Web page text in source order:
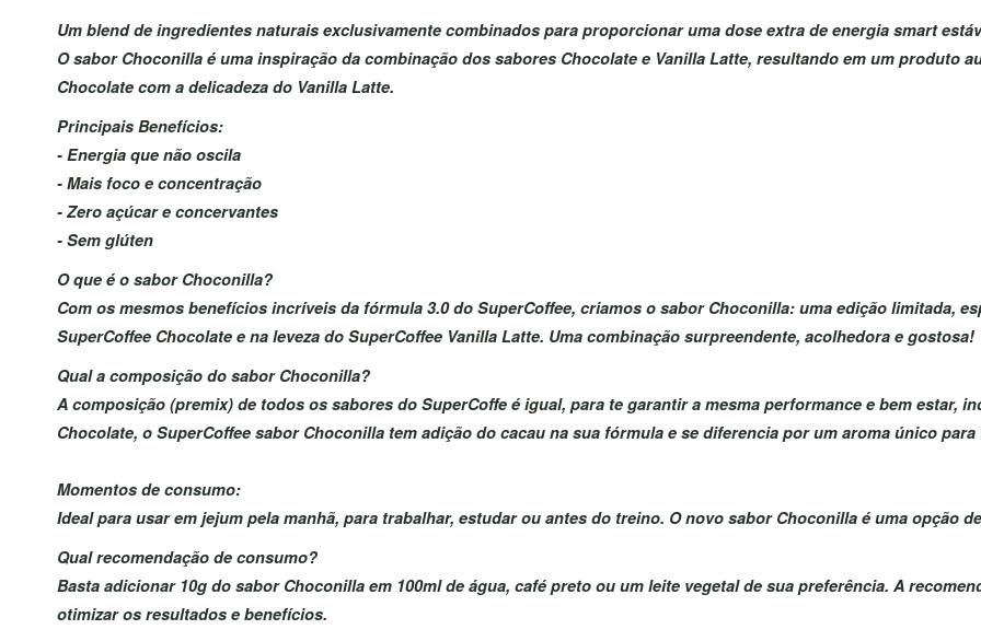
Um blend de ingredientes naturais exclusivamente combinados para proporcionar uma dose extra de energia smart
O sabor Choconilla é uma inspiração da combinação dos sabores Chocolate e Vanilla Latte, resultando em um produto
Chocolate com a delicadeza do Vanilla Latte.
Principais Benefícios:
- Energia que não oscila
- Mais foco e concentração
- Zero açúcar e concervantes
- Sem glúten
O que é o sabor Choconilla?
Com os mesmos benefícios incríveis da fórmula 3.0 do SuperCoffee, criamos o sabor Choconilla: uma edição limitada,
SuperCoffee Chocolate e na leveza do SuperCoffee Vanilla Latte. Uma combinação surpreendente, acolhedora e gostosa!
Qual a composição do sabor Choconilla?
A composição (premix) de todos os sabores do SuperCoffe é igual, para te garantir a mesma performance e bem estar,
Chocolate, o SuperCoffee sabor Choconilla tem adição do cacau na sua fórmula e se diferencia por um aroma único
Momentos de consumo:
Ideal para usar em jejum pela manhã, para trabalhar, estudar ou antes do treino. O novo sabor Choconilla é uma opção
Qual recomendação de consumo?
Basta adicionar 10g do sabor Choconilla em 100ml de água, café preto ou um leite vegetal de sua preferência. A
otimizar os resultados e benefícios.